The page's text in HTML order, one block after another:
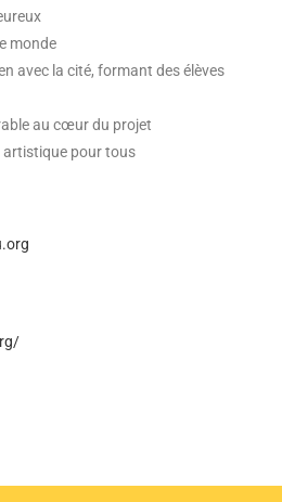
monde
avec la cité, formant des élèves
au cœur du projet
artistique pour tous